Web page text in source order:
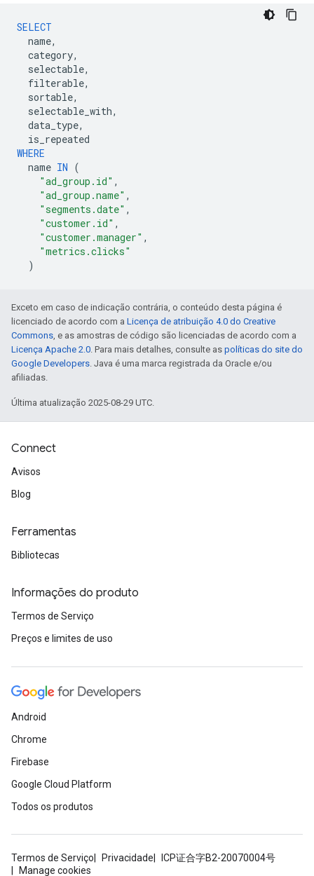
SELECT
name,
category,
selectable,
filterable,
sortable,
selectable_with,
data_type,
is_repeated
WHERE
name IN (
"ad_group.id" ,
"ad_group.name" ,
"segments.date" ,
"customer.id" ,
"customer.manager" ,
"metrics.clicks"
)
Exceto em caso de indicação contrária, o conteúdo desta página é
licenciado de acordo com a Licença de atribuição 4.0 do Creative
Commons, e as amostras de código são licenciadas de acordo com a
Licença Apache 2.0. Para mais detalhes, consulte as políticas do site do
Google Developers. Java é uma marca registrada da Oracle e/ou
afiliadas.
Última atualização 2025-08-29 UTC.
Connect
Avisos
Blog
Ferramentas
Bibliotecas
Informações do produto
Termos de Serviço
Preços e limites de uso
Android
Chrome
Firebase
Google Cloud Platform
Todos os produtos
Termos de Serviço Privacidade
ICP证合字B2-20070004号
Manage cookies